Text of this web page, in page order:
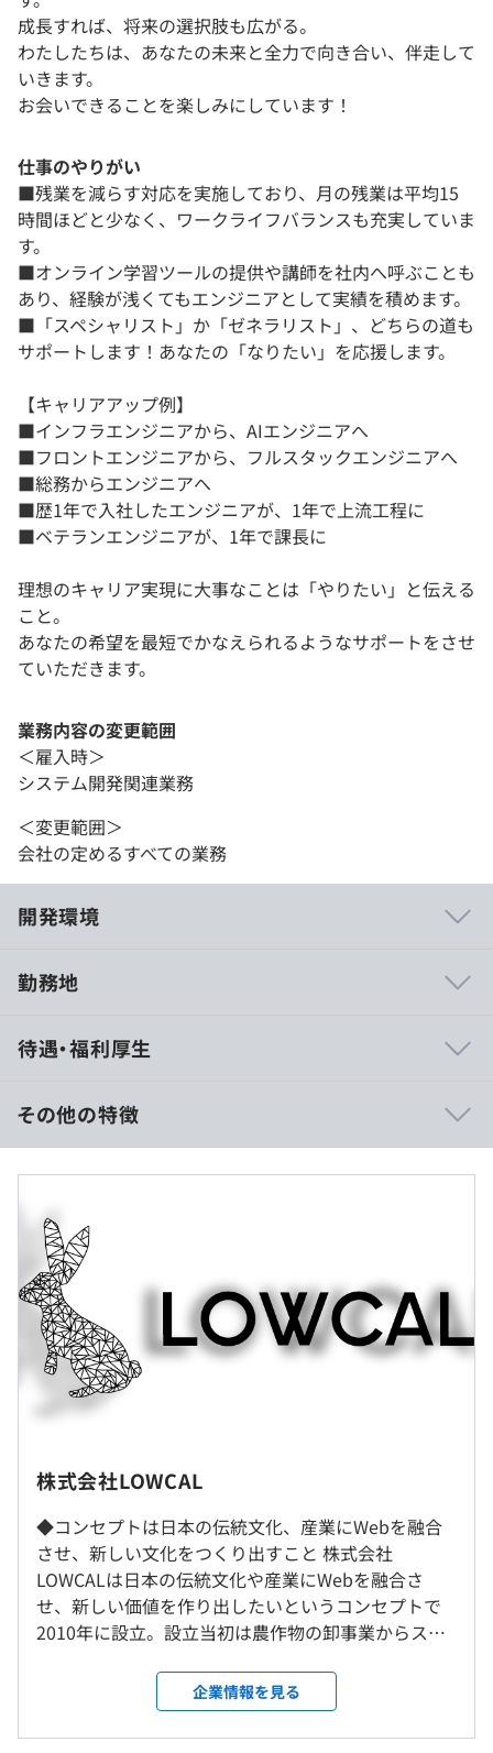
成長すれば、将来の選択肢も広がる。
わたしたちは、あなたの未来と全力で向き合い、伴走して
いきます。
お会いできることを楽しみにしています！
仕事のやりがい
■残業を減らす対応を実施しており、月の残業は平均15
時間ほどと少なく、ワークライフバランスも充実していま
す。
■オンライン学習ツールの提供や講師を社内へ呼ぶことも
あり、経験が浅くてもエンジニアとして実績を積めます。
■「スペシャリスト」か「ゼネラリスト」、どちらの道も
サポートします！あなたの「なりたい」を応援します。
【キャリアアップ例】
■インフラエンジニアから、AIエンジニアへ
■フロントエンジニアから、フルスタックエンジニアへ
■総務からエンジニアへ
■歴1年で入社したエンジニアが、1年で上流工程に
■ベテランエンジニアが、1年で課長に
理想のキャリア実現に大事なことは「やりたい」と伝える
こと。
あなたの希望を最短でかなえられるようなサポートをさせ
ていただきます。
業務内容の変更範囲
＜雇入時＞
システム開発関連業務
＜変更範囲＞
会社の定めるすべての業務
開発環境
ノーコード開発、 AIなどさまざまな案件を幅広く手がけ
できる経験の幅を広げていきます。
■エンジニア未経験から活躍しているメンバーがいるな
ど、育成に力を入れています。
■前向きな成長を阻害する要因をできる限り無くし、ひと
りひとりがパフォーマンスを最大化できるように努めてい
ます。エンジニアファーストな環境づくりを追求してお
り、システム開発部の離職率は10%以下と少なめです。
■「当社で身につけたスキルを生かして、事業会社で挑戦
したい！」「別の会社が当社で経験したこの部分を評価し
てくれるから、新しい環境で自分を試したい！」など、寂
しい気持ちもありますが、ポジティブな転職も応援してお
ります。今後のキャリアがよりよいものになるように、そ
して当社でのキャリアが充実したものになるように、日々
【システム開発領域】
■藤巻百貨店新規 ECアプリ
■就キャス（動画を使った就活サイト） 新規サイト制作
■スマートスピーカー開発
勤務地
社内もしくはお客様先での勤務となります。
就業場所の変更範囲
＜雇入時＞
東京本社、および自宅
＜変更範囲＞
会社の定めるすべての場所
受動喫煙防止措置に関する事項
待遇・福利厚生
■賃金形態：月給制
■賃金の決定方法：当社規定により決定
■月給：33万5千〜42万円想定（固定残業代を含む）
■基本給：約26万円～万円
■固定残業代：37時間分、約7万5千円～12万千円（超過
分は別途支給）
■賞与：無し
※別途インセンティブ制度有
（※想定年収は年収提示額を保証するものではありません）
10：00～19：00
※配属先により変動あり
休憩時間：休憩60分
その他の特徴
株式会社LOWCAL
◆コンセプトは日本の伝統文化、産業にWebを融合
させ、新しい文化をつくり出すこと 株式会社
LOWCALは日本の伝統文化や産業にWebを融合さ
せ、新しい価値を作り出したいというコンセプトで
2010年に設立。設立当初は農作物の卸事業からスタ
ザイン制作事業、そして、ソフトウェア開発事業、
アプリ開発受託など事業領域を広げてきました。 一
つの分野に特化することなく、複数の事業を展開し
企業情報を見る